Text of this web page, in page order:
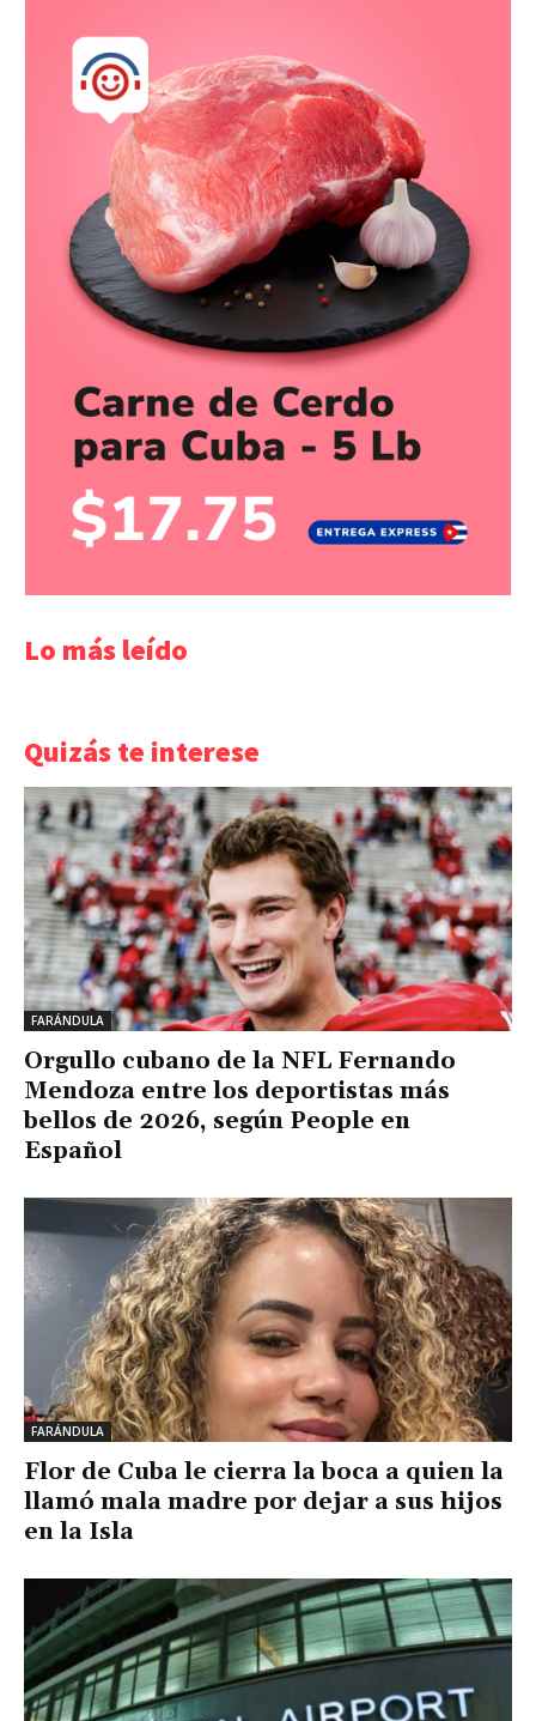
Lo más leído
Quizás te interese
FARÁNDULA
Orgullo cubano de la NFL Fernando
Mendoza entre los deportistas más
bellos de 2026, según People en
Español
FARÁNDULA
Flor de Cuba le cierra la boca a quien la
llamó mala madre por dejar a sus hijos
en la Isla